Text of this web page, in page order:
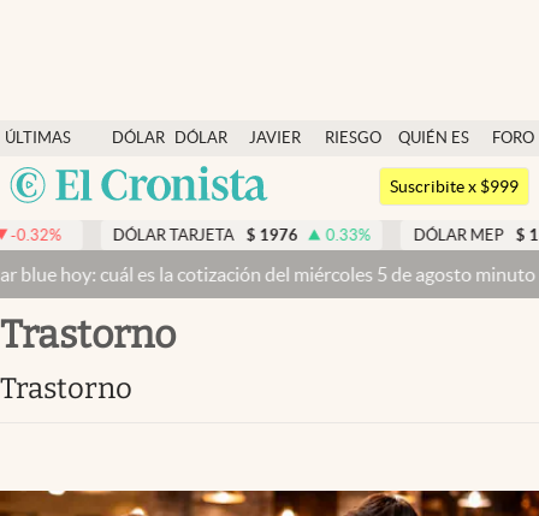
ÚLTIMAS
NOTICIAS
DÓLAR
DÓLAR
BLUE
JAVIER
RIESGO
QUIÉN ES
QUIÉN
FORO
Argentina
México
Dólar
Members
Economía y Política
Finanzas y Mercados
Mercados Online
Apertura
Suscribite x $999
DÓLAR TARJETA $ 1976 0.33% DÓLAR MEP 1518,45 -
es la cotización del miércoles 5 de agosto minuto a minuto
trastorno
trastorno